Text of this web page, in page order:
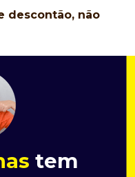
descontão, não
tem